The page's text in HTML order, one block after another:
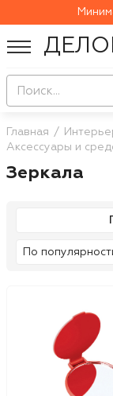
Главная
Аксессуары и
Зеркала